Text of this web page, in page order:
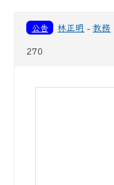
公告 林正明 -教務
270